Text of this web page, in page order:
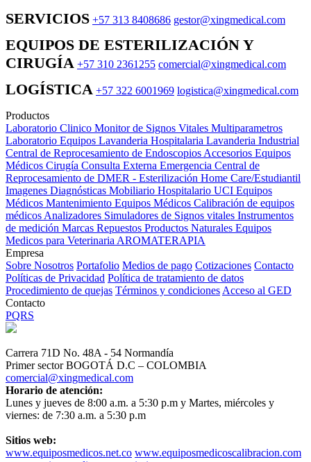
SERVICIOS +57 313 8408686 gestor@xingmedical.com
EQUIPOS DE ESTERILIZACIÓN Y
CIRUGÍA +57 310 2361255 comercial@xingmedical.com
LOGÍSTICA +57 322 6001969 logistica@xingmedical.com
Productos
Laboratorio Clinico Monitor de Signos Vitales Multiparametros
Laboratorio Equipos Lavanderia Hospitalaria Lavanderia Industrial
Central de Reprocesamiento de Endoscopios Accesorios Equipos
Médicos Cirugía Consulta Externa Emergencia Central de
Reprocesamiento de DMER - Esterilización Home Care/Estudiantil
Imagenes Diagnósticas Mobiliario Hospitalario UCI Equipos
Médicos Mantenimiento Equipos Médicos Calibración de equipos
médicos Analizadores Simuladores de Signos vitales Instrumentos
de medición Marcas Repuestos Productos Naturales Equipos
Medicos para Veterinaria AROMATERAPIA
Empresa
Sobre Nosotros Portafolio Medios de pago Cotizaciones Contacto
Políticas de Privacidad Política de tratamiento de datos
Procedimiento de quejas Términos y condiciones Acceso al GED
Contacto
PQRS
Carrera 71D No. 48A - 54 Normandía
Primer sector BOGOTÁ D.C – COLOMBIA
comercial@xingmedical.com
Horario de atención:
Lunes y jueves de 8:00 a.m. a 5:30 p.m y Martes, miércoles y
viernes: de 7:30 a.m. a 5:30 p.m
Sitios web:
www.equiposmedicos.net.co www.equiposmedicoscalibracion.com